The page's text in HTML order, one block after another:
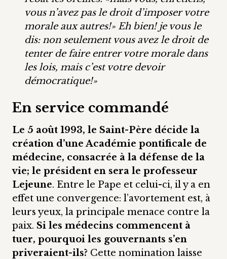
vous n’avez pas le droit d’imposer votre
morale aux autres!» Eh bien! je vous le
dis: non seulement vous avez le droit de
tenter de faire entrer votre morale dans
les lois, mais c’est votre devoir
démocratique!»
En service commandé
Le 5 août 1993, le Saint-Père décide la
création d’une Académie pontificale de
médecine, consacrée à la défense de la
vie; le président en sera le professeur
Lejeune. Entre le Pape et celui-ci, il y a en
effet une convergence: l’avortement est, à
leurs yeux, la principale menace contre la
paix. Si les médecins commencent à
tuer, pourquoi les gouvernants s’en
priveraient-ils? Cette nomination laisse